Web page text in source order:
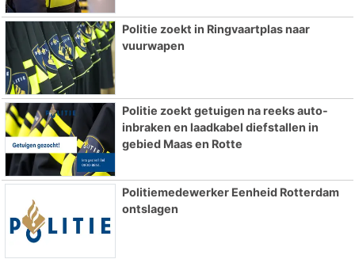
Politie zoekt in Ringvaartplas naar
vuurwapen
Politie zoekt getuigen na reeks auto-
inbraken en laadkabel diefstallen in
gebied Maas en Rotte
Politiemedewerker Eenheid Rotterdam
ontslagen